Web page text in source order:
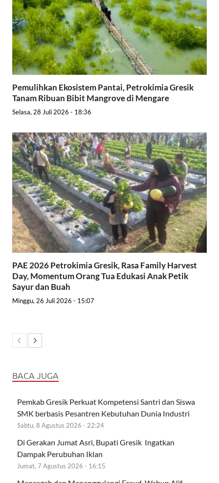
Pemulihkan Ekosistem Pantai, Petrokimia Gresik
Tanam Ribuan Bibit Mangrove di Mengare
Selasa, 28 Juli 2026 - 18:36
PAE 2026 Petrokimia Gresik, Rasa Family Harvest
Day, Momentum Orang Tua Edukasi Anak Petik
Sayur dan Buah
Minggu, 26 Juli 2026 - 15:07
BACA JUGA
Pemkab Gresik Perkuat Kompetensi Santri dan Siswa
SMK berbasis Pesantren Kebutuhan Dunia Industri
Sabtu, 8 Agustus 2026 - 22:24
Di Gerakan Jumat Asri, Bupati Gresik Ingatkan
Dampak Perubuhan Iklan
Jumat, 7 Agustus 2026 - 16:15